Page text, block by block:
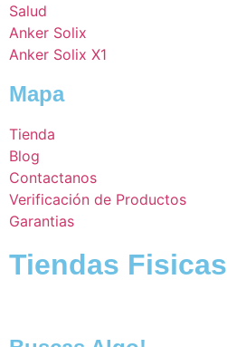
Salud
Anker Solix
Anker Solix X1
Mapa
Tienda
Blog
Contactanos
Verificación de Productos
Garantias
Tiendas Fisicas